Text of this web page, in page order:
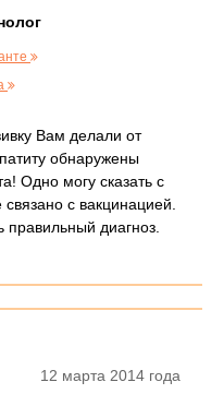
Вам делали от
обнаружены
Одно могу сказать с
с вакцинацией.
правильный диагноз.
12 марта 2014 года